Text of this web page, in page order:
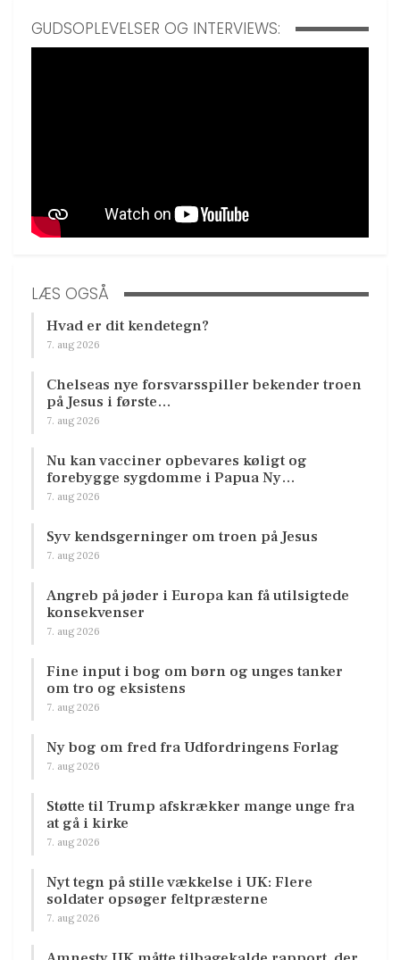
GUDSOPLEVELSER OG INTERVIEWS:
LÆS OGSÅ
Hvad er dit kendetegn?
7. aug 2026
Chelseas nye forsvarsspiller bekender troen
på Jesus i første…
7. aug 2026
Nu kan vacciner opbevares køligt og
forebygge sygdomme i Papua Ny…
7. aug 2026
Syv kendsgerninger om troen på Jesus
7. aug 2026
Angreb på jøder i Europa kan få utilsigtede
konsekvenser
7. aug 2026
Fine input i bog om børn og unges tanker
om tro og eksistens
7. aug 2026
Ny bog om fred fra Udfordringens Forlag
7. aug 2026
Støtte til Trump afskrækker mange unge fra
at gå i kirke
7. aug 2026
Nyt tegn på stille vækkelse i UK: Flere
soldater opsøger feltpræsterne
7. aug 2026